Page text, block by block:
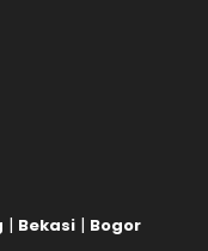
| Bekasi | Bogor